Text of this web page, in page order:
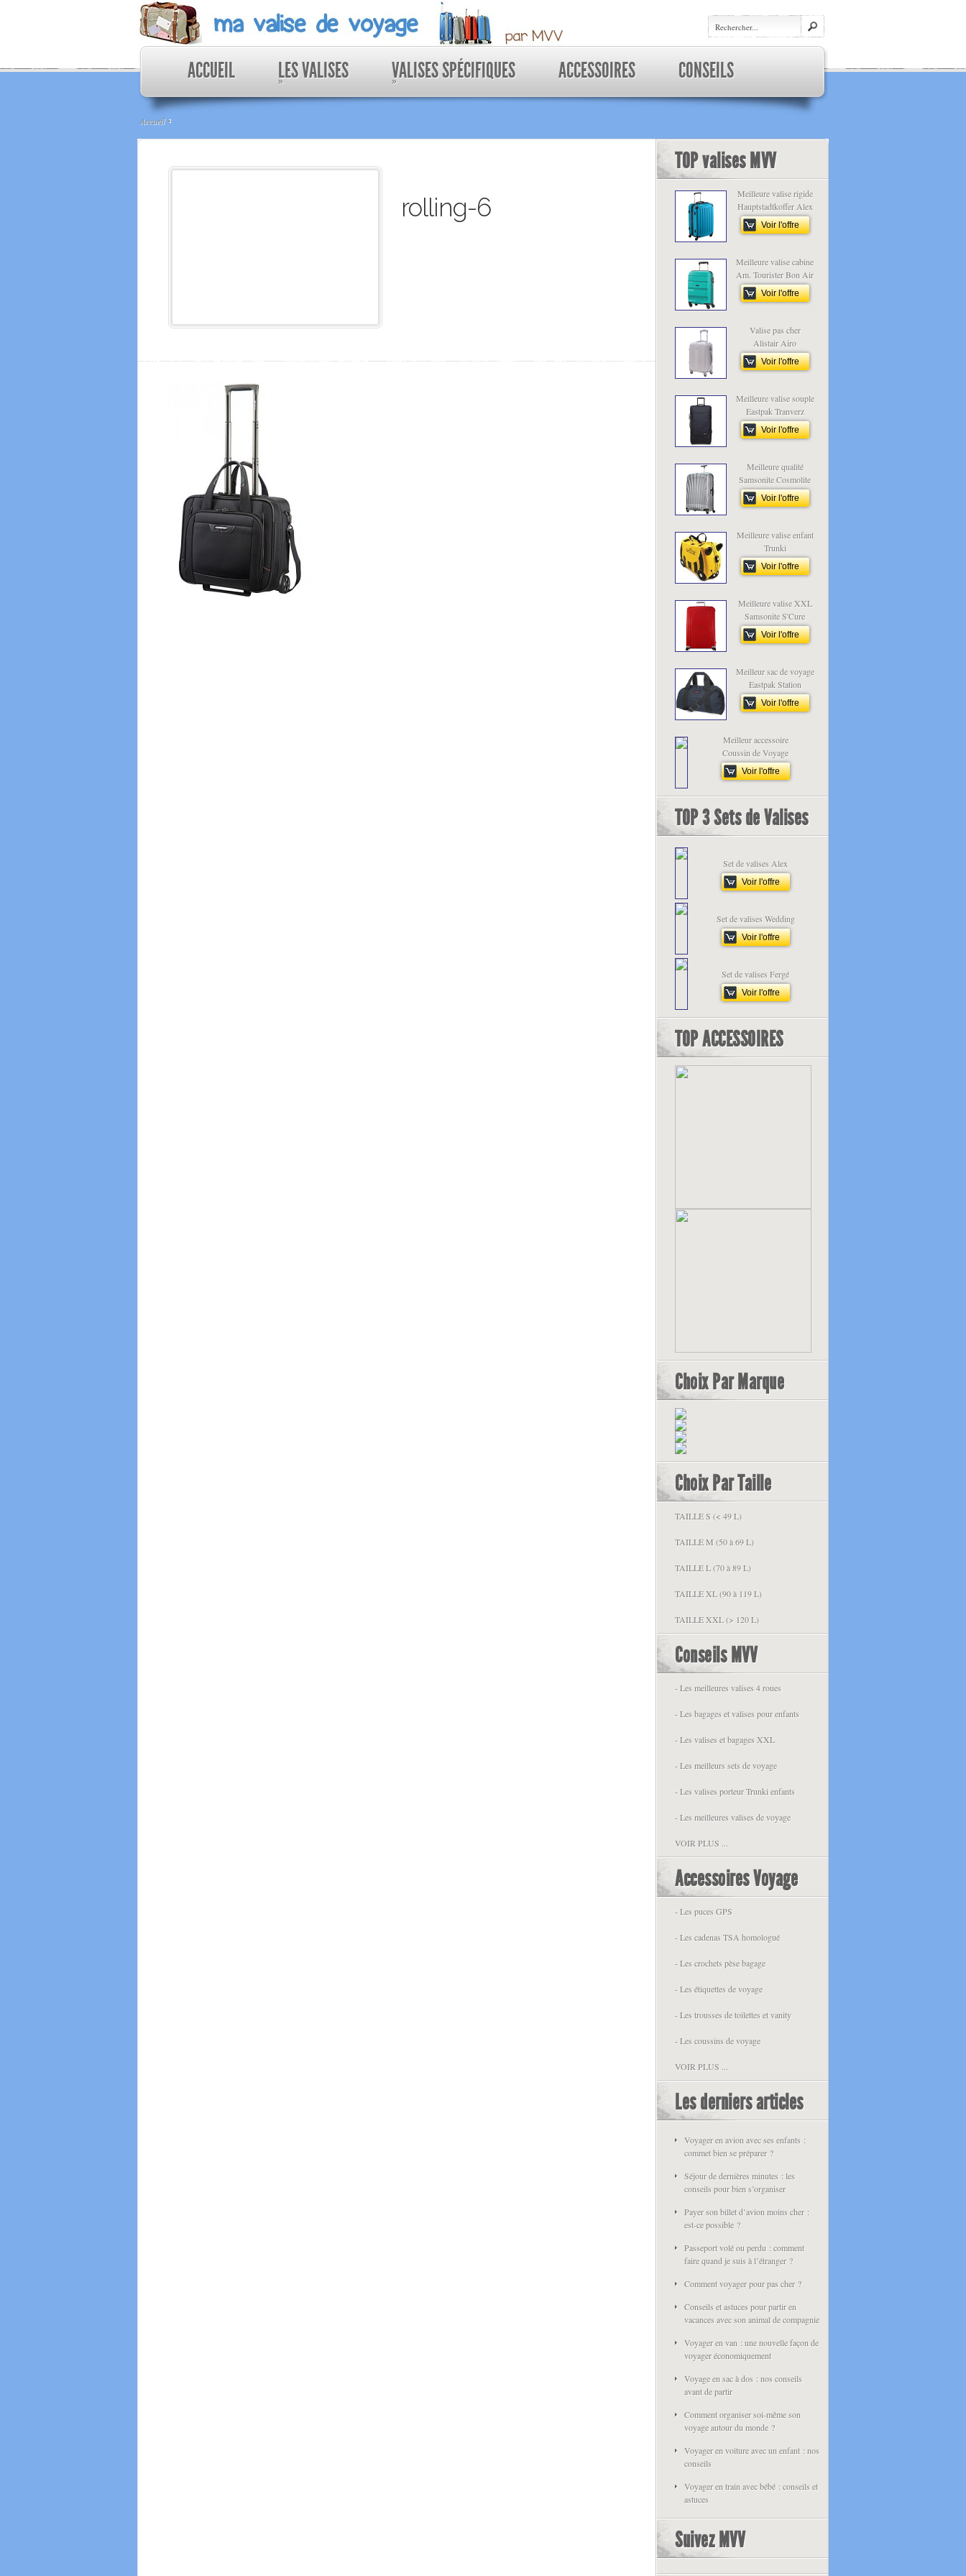
ACCUEIL LES VALISES
» VALISES SPÉCIFIQUES
» ACCESSOIRES CONSEILS
Accueil
rolling-6
TOP valises MVV
Meilleure valise rigide
Hauptstadtkoffer Alex
Voir l'offre
Meilleure valise cabine
Am. Tourister Bon Air
Voir l'offre
Valise pas cher
Alistair Airo
Voir l'offre
Meilleure valise souple
Eastpak Tranverz
Voir l'offre
Meilleure qualité
Samsonite Cosmolite
Voir l'offre
Meilleure valise enfant
Trunki
Voir l'offre
Meilleure valise XXL
Samsonite S'Cure
Voir l'offre
Meilleur sac de voyage
Eastpak Station
Voir l'offre
Meilleur accessoire
Coussin de Voyage
Voir l'offre
TOP 3 Sets de Valises
Set de valises Alex
Voir l'offre
Set de valises Wedding
Voir l'offre
Set de valises Fergé
Voir l'offre
TOP ACCESSOIRES
Choix Par Marque
Choix Par Taille
TAILLE S (< 49 L)
TAILLE M (50 à 69 L)
TAILLE L (70 à 89 L)
TAILLE XL (90 à 119 L)
TAILLE XXL (> 120 L)
Conseils MVV
- Les meilleures valises 4 roues
- Les bagages et valises pour enfants
- Les valises et bagages XXL
- Les meilleurs sets de voyage
- Les valises porteur Trunki enfants
- Les meilleures valises de voyage
VOIR PLUS ...
Accessoires Voyage
- Les puces GPS
- Les cadenas TSA homologué
- Les crochets pèse bagage
- Les étiquettes de voyage
- Les trousses de toilettes et vanity
- Les coussins de voyage
VOIR PLUS ...
Les derniers articles
Voyager en avion avec ses enfants :
commet bien se préparer ?
Séjour de dernières minutes : les
conseils pour bien s’organiser
Payer son billet d’avion moins cher :
est-ce possible ?
Passeport volé ou perdu : comment
faire quand je suis à l’étranger ?
Comment voyager pour pas cher ?
Conseils et astuces pour partir en
vacances avec son animal de compagnie
Voyager en van : une nouvelle façon de
voyager économiquement
Voyage en sac à dos : nos conseils
avant de partir
Comment organiser soi-même son
voyage autour du monde ?
Voyager en voiture avec un enfant : nos
conseils
Voyager en train avec bébé : conseils et
astuces
Suivez MVV